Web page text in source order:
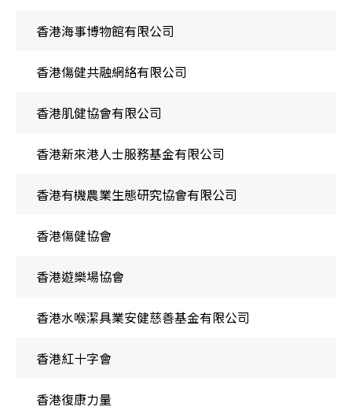
香港海事博物館有限公司
香港傷健共融網絡有限公司
香港肌健協會有限公司
香港新來港人士服務基金有限公司
香港有機農業生態研究協會有限公司
香港傷健協會
香港遊樂場協會
香港水喉潔具業安健慈善基金有限公司
香港紅十字會
香港復康力量